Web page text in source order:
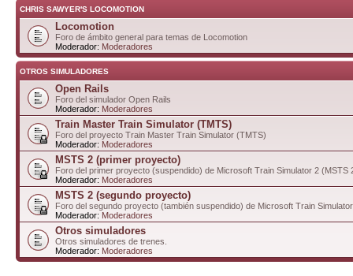
CHRIS SAWYER'S LOCOMOTION
Locomotion
Foro de ámbito general para temas de Locomotion
Moderador: Moderadores
OTROS SIMULADORES
Open Rails
Foro del simulador Open Rails
Moderador: Moderadores
Train Master Train Simulator (TMTS)
Foro del proyecto Train Master Train Simulator (TMTS)
Moderador: Moderadores
MSTS 2 (primer proyecto)
Foro del primer proyecto (suspendido) de Microsoft Train Simulator 2 (MSTS
Moderador: Moderadores
MSTS 2 (segundo proyecto)
Foro del segundo proyecto (también suspendido) de Microsoft Train
Moderador: Moderadores
Otros simuladores
Otros simuladores de trenes.
Moderador: Moderadores